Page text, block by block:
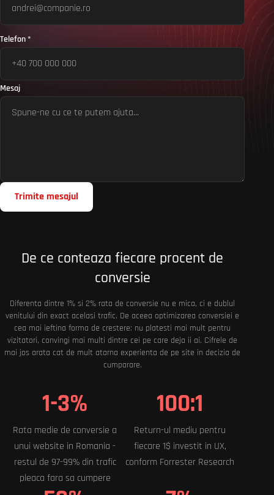
Telefon *
Mesaj
Trimite mesajul
De ce conteaza fiecare procent de
conversie
Diferenta dintre 1% si 2% rata de conversie nu e mica, ci e dublul
venitului din exact acelasi trafic. De aceea optimizarea conversiei e
cea mai ieftina forma de crestere: nu platesti mai mult pentru
vizitatori, convingi mai multi dintre cei pe care deja ii ai. Cifrele de
mai jos arata cat de mult atarna experienta de pe site in decizia de
cumparare.
1-3%
Rata medie de conversie a
unui website in Romania -
restul de 97-99% din trafic
pleaca fara sa cumpere
100:1
Return-ul mediu pentru
fiecare 1$ investit in UX,
conform Forrester Research